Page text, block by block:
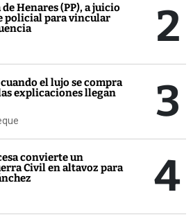
Henares (PP), a juicio
para vincular
2
cuando el lujo se compra
explicaciones llegan
3
convierte un
Civil en altavoz para
4